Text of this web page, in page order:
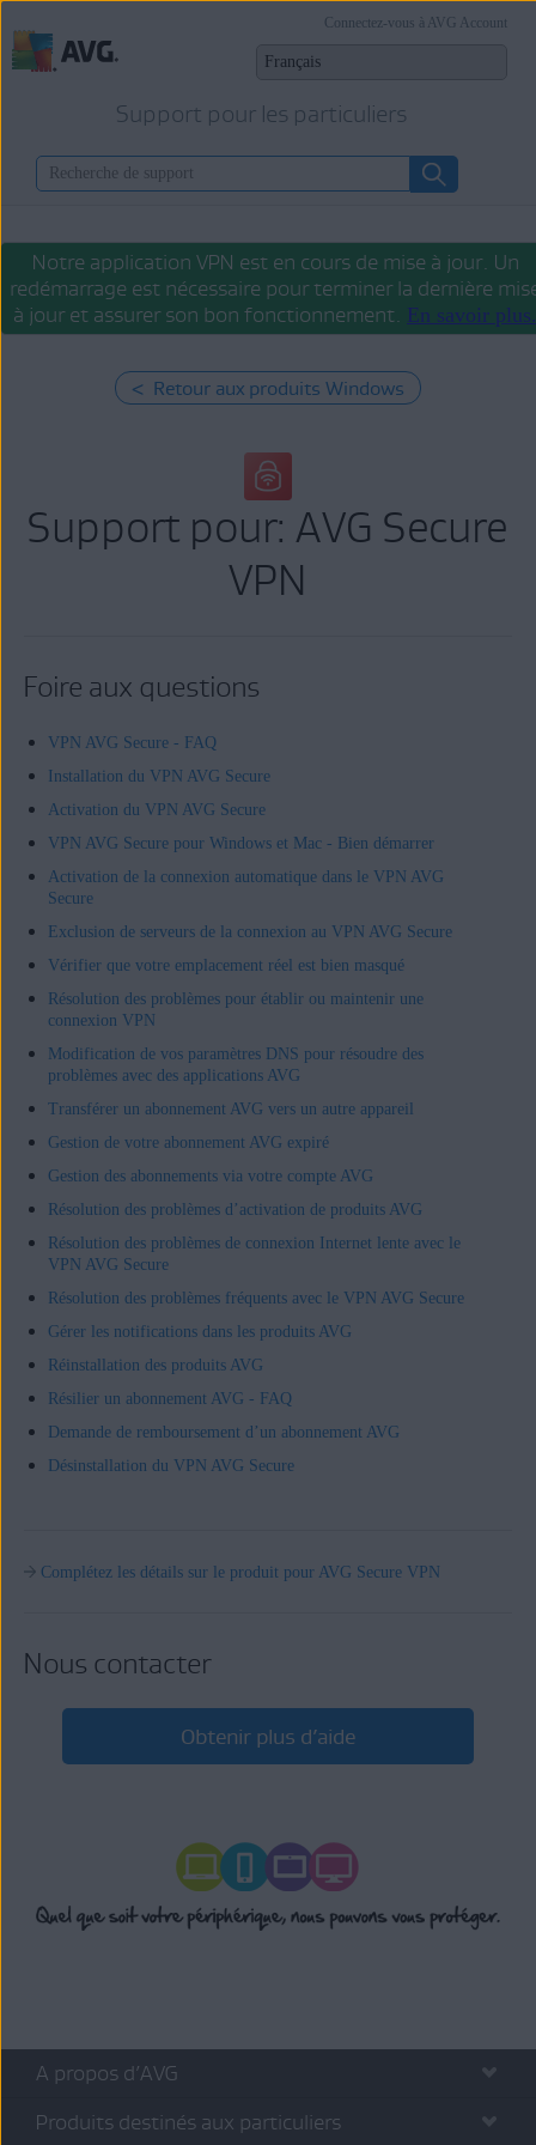
Support pour les particuliers
Connectez-vous à AVG Account
Notre application VPN est en cours de mise à jour. Un
redémarrage est nécessaire pour terminer la dernière
à jour et assurer son bon fonctionnement. En savoir plus.
< Retour aux produits Windows
Support pour: AVG Secure
VPN
Foire aux questions
VPN AVG Secure - FAQ
Installation du VPN AVG Secure
Activation du VPN AVG Secure
VPN AVG Secure pour Windows et Mac - Bien démarrer
Activation de la connexion automatique dans le VPN AVG
Secure
Exclusion de serveurs de la connexion au VPN AVG Secure
Vérifier que votre emplacement réel est bien masqué
Résolution des problèmes pour établir ou maintenir une
connexion VPN
Modification de vos paramètres DNS pour résoudre des
problèmes avec des applications AVG
Transférer un abonnement AVG vers un autre appareil
Gestion de votre abonnement AVG expiré
Gestion des abonnements via votre compte AVG
Résolution des problèmes d’activation de produits AVG
Résolution des problèmes de connexion Internet lente avec le
VPN AVG Secure
Résolution des problèmes fréquents avec le VPN AVG Secure
Gérer les notifications dans les produits AVG
Réinstallation des produits AVG
Résilier un abonnement AVG - FAQ
Demande de remboursement d’un abonnement AVG
Désinstallation du VPN AVG Secure
Complétez les détails sur le produit pour AVG Secure VPN
Nous contacter
Obtenir plus d’aide
A propos d’AVG
Produits destinés aux particuliers